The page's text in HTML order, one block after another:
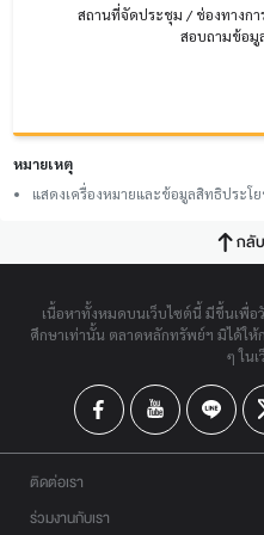
สถานที่จัดประชุม / ช่องทางกา
สอบถามข้อมู
หมายเหตุ
แสดงเครื่องหมายและข้อมูลสิทธิประโ
กลั
เนื้อหาทั้งหมดบนเว็บไซต์นี้ มีขึ้นเพื่อ
ศึกษาเท่านั้น ตลาดหลักทรัพย์ฯ มิได้ให้
ๆ ใน
ติดต่อเรา
ร่วมงานกับเรา